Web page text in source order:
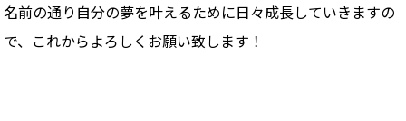
名前の通り自分の夢を叶えるために日々成長していきますの
で、これからよろしくお願い致します！